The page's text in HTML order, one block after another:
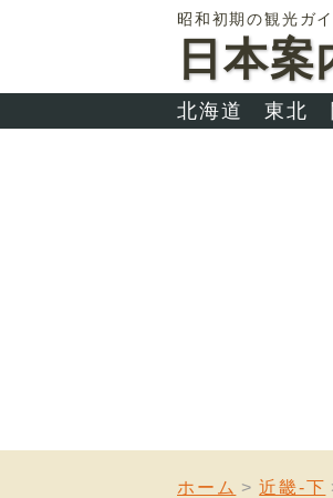
昭和初期の観光ガ
日本案
北海道 東北
ホーム 近畿-下